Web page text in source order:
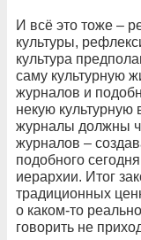
И всё это тоже –
культуры,
культура
саму культурную
журналов и
некую культурную
журналы должны
журналов –
подобного
иерархии. Итог
традиционных
о каком-то
говорить не